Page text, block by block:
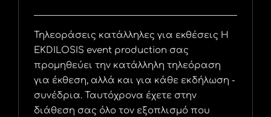
Τηλεοράσεις κατάλληλες για εκθέσεις Η
EKDILOSIS event production σας
προμηθεύει την κατάλληλη τηλεόραση
για έκθεση, αλλά και για κάθε εκδήλωση -
συνέδρια. Ταυτόχρονα έχετε στην
διάθεση σας όλο τον εξοπλισμό που